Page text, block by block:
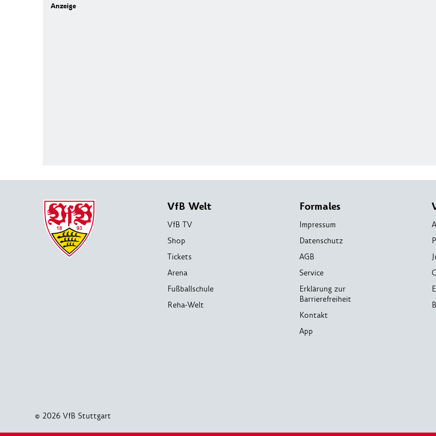
VfB Welt
VfB TV
Shop
Tickets
Arena
Fußballschule
Reha-Welt
Formales
Impressum
Datenschutz
AGB
Service
Erklärung zur
Barrierefreiheit
Kontakt
App
© 2026 VfB Stuttgart